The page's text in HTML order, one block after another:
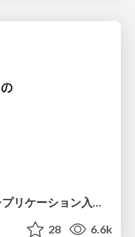
データベースとストレージのレプリケーション入門 / Intro-of-database-and-storage-replication
28 6.6k